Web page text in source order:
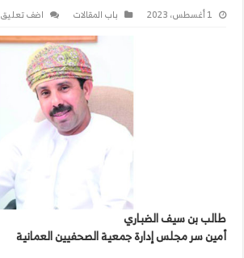
1 أغسطس، 2023 باب المقالات اضف تعليق
طالب بن سيف الضباري
أمين سر مجلس إدارة جمعية الصحفيين العمانية